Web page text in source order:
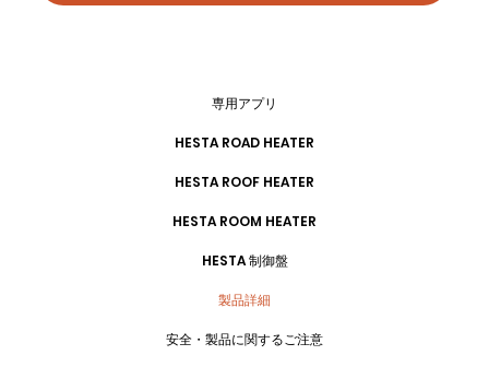
専用アプリ
HESTA ROAD HEATER
HESTA ROOF HEATER
HESTA ROOM HEATER
HESTA 制御盤
製品詳細
安全・製品に関するご注意